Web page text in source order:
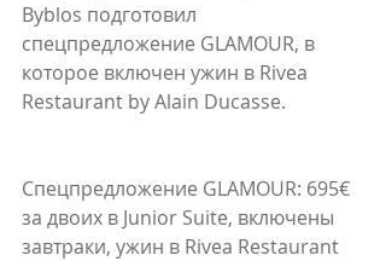
Byblos подготовил
спецпредложение GLAMOUR, в
которое включен ужин в Rivea
Restaurant by Alain Ducasse.
Спецпредложение GLAMOUR: 695€
за двоих в Junior Suite, включены
завтраки, ужин в Rivea Restaurant